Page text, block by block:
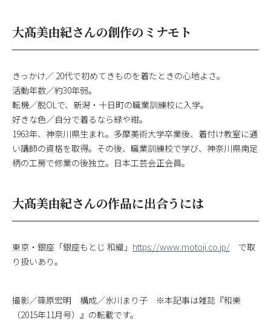
大髙美由紀さんの創作のミナモト
きっかけ／ 20代で初めてきものを着たときの心地よさ。
活動年数／約30年弱。
転機／脱OLで、新潟・十日町の職業訓練校に入学。
好きな色／自分で着るなら緑や紺。
1963年、神奈川県生まれ。多摩美術大学卒業後、着付け教室に通
い講師の資格を取得。その後、職業訓練校で学び、神奈川県南足
柄の工房で修業の後独立。日本工芸会正会員。
大髙美由紀さんの作品に出合うには
東京・銀座「銀座もとじ 和織」 https://www.motoji.co.jp/ で取
り扱いあり。
撮影／篠原宏明 構成／氷川まり子 ※本記事は雑誌『和樂
（2015年11月号）』の転載です。